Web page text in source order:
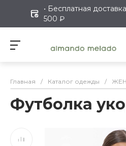
• Бесплатная
500 ₽
Главная / Каталог одежды /
Футболка